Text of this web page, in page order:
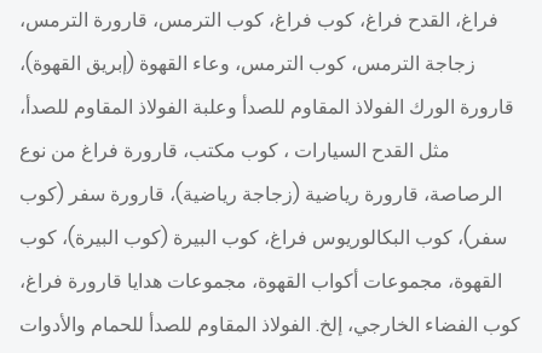
فراغ، القدح فراغ، كوب فراغ، كوب الترمس، قارورة الترمس،
زجاجة الترمس، كوب الترمس، وعاء القهوة (إبريق القهوة)،
قارورة الورك الفولاذ المقاوم للصدأ وعلبة الفولاذ المقاوم للصدأ،
مثل القدح السيارات ، كوب مكتب، قارورة فراغ من نوع
الرصاصة، قارورة رياضية (زجاجة رياضية)، قارورة سفر (كوب
سفر)، كوب البكالوريوس فراغ، كوب البيرة (كوب البيرة)، كوب
القهوة، مجموعات أكواب القهوة، مجموعات هدايا قارورة فراغ،
كوب الفضاء الخارجي، إلخ. الفولاذ المقاوم للصدأ للحمام والأدوات